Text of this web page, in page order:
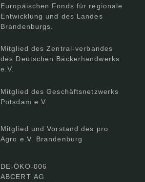
Europäischen Fonds für regionale
Entwicklung und des Landes
Brandenburgs.
Mitglied des Zentral-verbandes
des Deutschen Bäckerhandwerks
e.V.
Mitglied des Geschäftsnetzwerks
Potsdam e.V.
Mitglied und Vorstand des pro
Agro e.V. Brandenburg
DE-ÖKO-006
ABCERT AG